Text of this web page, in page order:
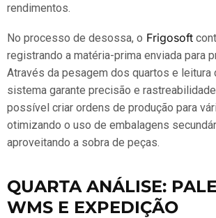
rendimentos.
No processo de desossa, o Frigosoft
registrando a matéria-prima enviada para
Através da pesagem dos quartos e leitura
sistema garante precisão e
possível criar ordens de produção para
otimizando o uso de embalagens
aproveitando a sobra de peças.
QUARTA ANÁLISE:
WMS E EXPEDIÇÃO